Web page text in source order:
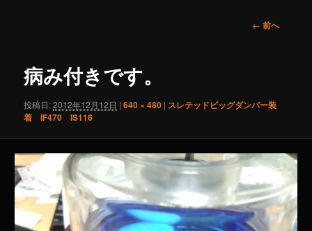
画
シ
ン
← 前へ
病み付きです。
投稿日:2012年12月12日 |640 × 480 | スレテッドビッグダンパー装
着 IF470 IS116